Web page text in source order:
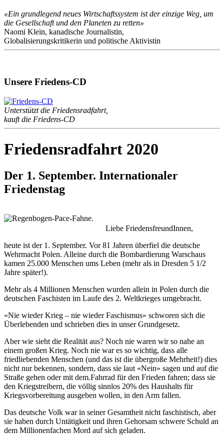
«Ein grundlegend neues Wirtschaftssystem ist der einzige Weg, um
die Gesellschaft und den Planeten zu retten»
Naomi Klein, kanadische Journalistin,
Globalisierungskritikerin und politische Aktivistin
Unsere Friedens-CD
Unterstützt die Friedensradfahrt,
kauft die Friedens-CD
Friedensradfahrt 2020
Der 1. September. Internationaler
Friedenstag
Liebe FriedensfreundInnen,
heute ist der 1. September. Vor 81 Jahren überfiel die deutsche
Wehrmacht Polen. Alleine durch die Bombardierung Warschaus
kamen 25.000 Menschen ums Leben (mehr als in Dresden 5 1/2
Jahre später!).
Mehr als 4 Millionen Menschen wurden allein in Polen durch die
deutschen Faschisten im Laufe des 2. Weltkrieges umgebracht.
«Nie wieder Krieg – nie wieder Faschismus» schworen sich die
Überlebenden und schrieben dies in unser Grundgesetz.
Aber wie sieht die Realität aus? Noch nie waren wir so nahe an
einem großen Krieg. Noch nie war es so wichtig, dass alle
friedliebenden Menschen (und das ist die übergroße Mehrheit!) dies
nicht nur bekennen, sondern, dass sie laut «Nein» sagen und auf die
Straße gehen oder mit dem.Fahrrad für den Frieden fahren; dass sie
den Kriegstreibern, die völlig sinnlos 20% des Haushalts für
Kriegsvorbereitung ausgeben wollen, in den Arm fallen.
Das deutsche Volk war in seiner Gesamtheit nicht faschistisch, aber
sie haben durch Untätigkeit und ihren Gehorsam schwere Schuld an
dem Millionenfachen Mord auf sich geladen.